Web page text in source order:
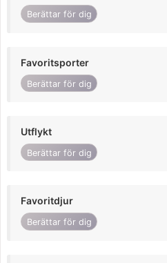
Berättar för dig
Favoritsporter
Berättar för dig
Utflykt
Berättar för dig
Favoritdjur
Berättar för dig